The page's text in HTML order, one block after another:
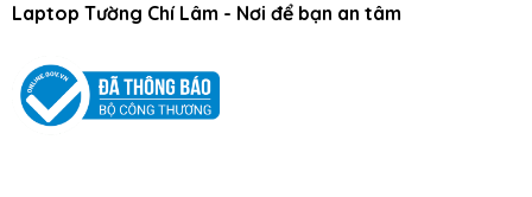
Laptop Tường Chí Lâm - Nơi để bạn an tâm